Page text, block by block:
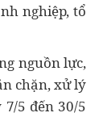
nghiệp, tổ
nguồn lực,
chặn, xử lý
5 đến 30/5